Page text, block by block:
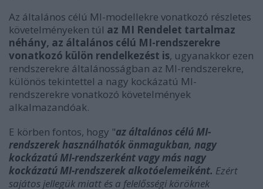
Az általános célú MI-modellekre vonatkozó részletes
követelményeken túl az MI Rendelet tartalmaz
néhány, az általános célú MI-rendszerekre
vonatkozó külön rendelkezést is, ugyanakkor ezen
rendszerekre általánosságban az MI-rendszerekre,
különös tekintettel a nagy kockázatú MI-
rendszerekre vonatkozó követelmények
alkalmazandóak.
E körben fontos, hogy "az általános célú MI-
rendszerek használhatók önmagukban, nagy
kockázatú MI-rendszerként vagy más nagy
kockázatú MI-rendszerek alkotóelemeiként. Ezért
sajátos jellegük miatt és a felelősségi köröknek